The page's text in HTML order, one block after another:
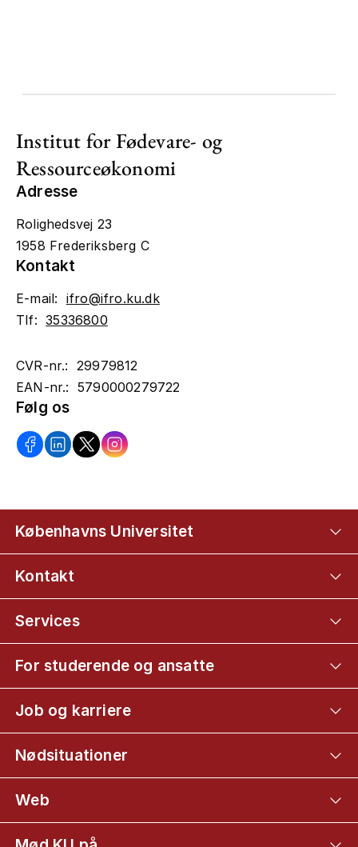
Institut for Fødevare- og
Ressourceøkonomi
Adresse
Rolighedsvej 23
1958 Frederiksberg C
Kontakt
E-mail: ifro@ifro.ku.dk
Tlf:35336800
CVR-nr.: 29979812
EAN-nr.: 5790000279722
Følg os
Københavns Universitet
Kontakt
Services
For studerende og ansatte
Job og karriere
Nødsituationer
Web